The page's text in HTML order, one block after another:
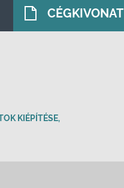
CÉGKIVONAT
KIÉPÍTÉSE,